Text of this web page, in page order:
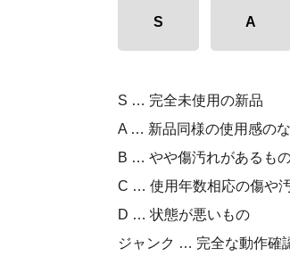
S A
S … 完全未使用の新品
A … 新品同様の使用感の
B … やや傷汚れがあるも
C … 使用年数相応の傷や
D … 状態が悪いもの
ジャンク … 完全な動作確